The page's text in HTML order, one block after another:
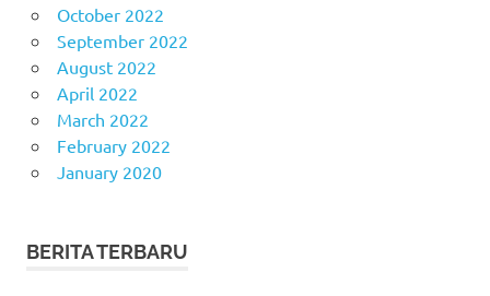
October 2022
September 2022
August 2022
April 2022
March 2022
February 2022
January 2020
BERITA TERBARU